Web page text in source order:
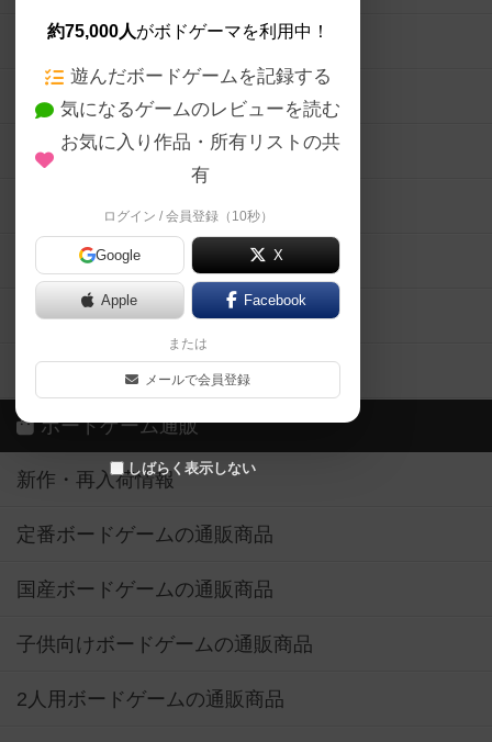
約75,000人がボドゲーマを利用中！
遊んだボードゲームを記録する
気になるゲームのレビューを読む
お気に入り作品・所有リストの共
有
ログイン / 会員登録（10秒）
Google X
Apple Facebook
または
メールで会員登録
しばらく表示しない
ボードゲームの新着レビュー
ボードゲーム会情報
メカニクス特集
掲示板・トピックス
ボドとも・会員一覧
ボードゲーム業界コラム
ボドゲーマご利用案内
ボードゲーム通販
新作・再入荷情報
定番ボードゲームの通販商品
国産ボードゲームの通販商品
子供向けボードゲームの通販商品
2人用ボードゲームの通販商品